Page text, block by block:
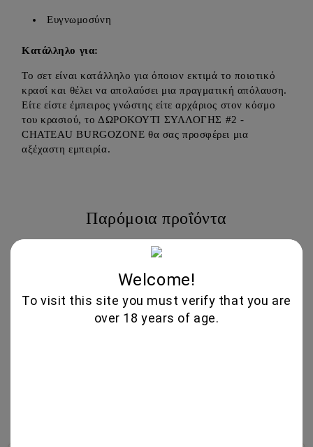
Ευγνωμοσύνη
Κατάλληλο για:
Το σετ είναι κατάλληλο για όποιον εκτιμά το ποιοτικό
κρασί και θέλει να απολαύσει μια πραγματική απόλαυση.
Είτε είστε έμπειρος γνώστης είτε αρχάριος στον κόσμο
του κρασιού, το ΔΩΡΟΚΟΥΤΙ ΣΥΛΛΟΓΗΣ #2 -
CHATEAU BURGOZONE θα σας προσφέρει μια
αξέχαστη εμπειρία.
Παρόμοια προΐόντα
Welcome!
To visit this site you must verify that you are
over 18 years of age.